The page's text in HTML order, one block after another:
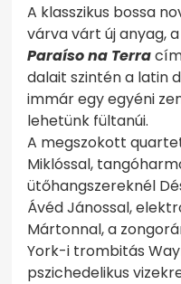
A klasszikus bossa
várva várt új anyag,
Paraíso na Terra
dalait szintén a latin
immár egy egyéni
lehetünk fültanúi.
A megszokott
Miklóssal,
ütőhangszereknél
Ávéd Jánossal,
Mártonnal, a
York-i trombitás
pszichedelikus